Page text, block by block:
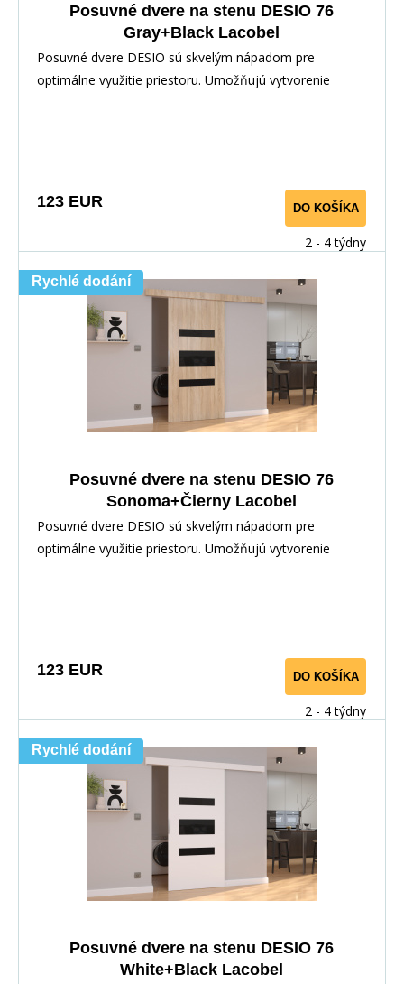
Posuvné dvere na stenu DESIO 76
Gray+Black Lacobel
Posuvné dvere DESIO sú skvelým nápadom pre
optimálne využitie priestoru. Umožňujú vytvorenie
123 EUR DO KOŠÍKA
2 - 4 týdny
Rychlé dodání
Posuvné dvere na stenu DESIO 76
Sonoma+Čierny Lacobel
Posuvné dvere DESIO sú skvelým nápadom pre
optimálne využitie priestoru. Umožňujú vytvorenie
123 EUR DO KOŠÍKA
2 - 4 týdny
Rychlé dodání
Posuvné dvere na stenu DESIO 76
White+Black Lacobel